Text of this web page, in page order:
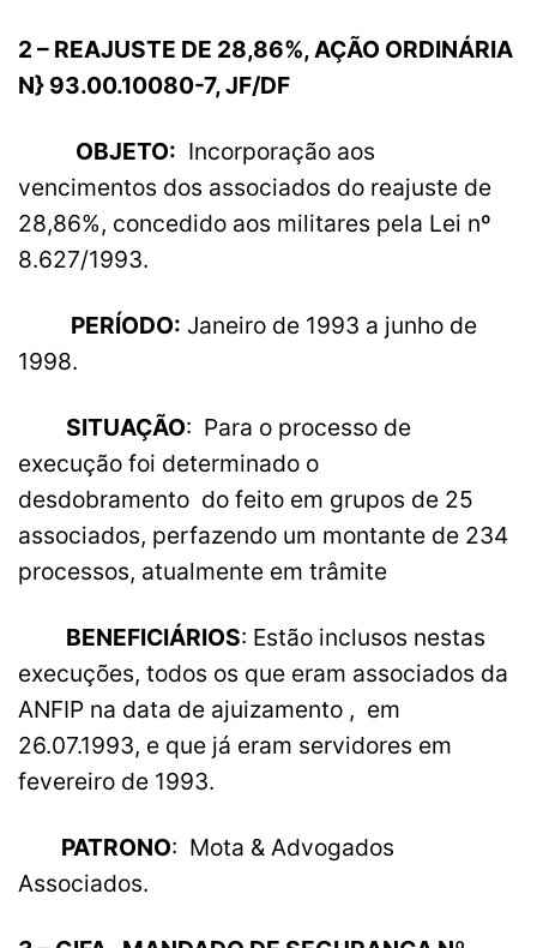
2 – REAJUSTE DE 28,86%, AÇÃO ORDINÁRIA
N} 93.00.10080-7, JF/DF
OBJETO: Incorporação aos
vencimentos dos associados do reajuste de
28,86%, concedido aos militares pela Lei nº
8.627/1993.
PERÍODO: Janeiro de 1993 a junho de
1998.
SITUAÇÃO: Para o processo de
execução foi determinado o
desdobramento do feito em grupos de 25
associados, perfazendo um montante de 234
processos, atualmente em trâmite
BENEFICIÁRIOS: Estão inclusos nestas
execuções, todos os que eram associados da
ANFIP na data de ajuizamento , em
26.07.1993, e que já eram servidores em
fevereiro de 1993.
PATRONO: Mota & Advogados
Associados.